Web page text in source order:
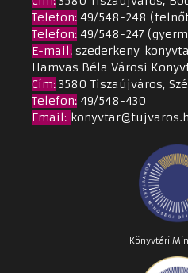
Telefon: 49/548-248
Telefon: 49/548-247
E-mail:
Hamvas Béla Városi
Cím: 3580 Tiszaújváros,
Telefon: 49/548-430
Email:
Könyvtári